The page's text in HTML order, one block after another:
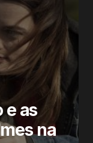
e as
na